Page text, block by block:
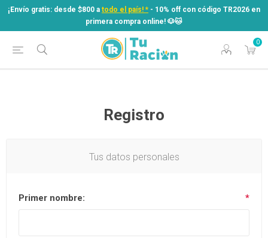
¡Envío gratis: desde $800 a todo el país! * - 10% off con código TR2026 en
primera compra online! ​🐶​🐱
0
¡Envío gratis: desde $800 atodo el país! *
- 10% off con código TR2026 en
primera compra online! ​🐶​🐱
Registro
Tus datos personales
Primer nombre: *